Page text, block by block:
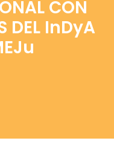
CON
DEL InDyA